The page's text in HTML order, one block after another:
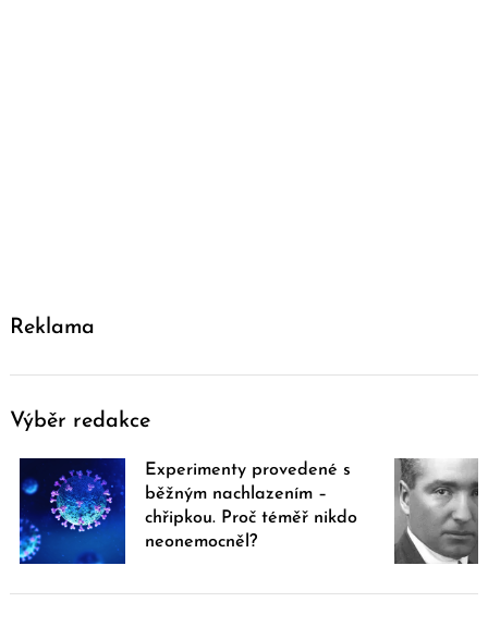
Reklama
Výběr redakce
Experimenty provedené s
běžným nachlazením –
chřipkou. Proč téměř nikdo
neonemocněl?